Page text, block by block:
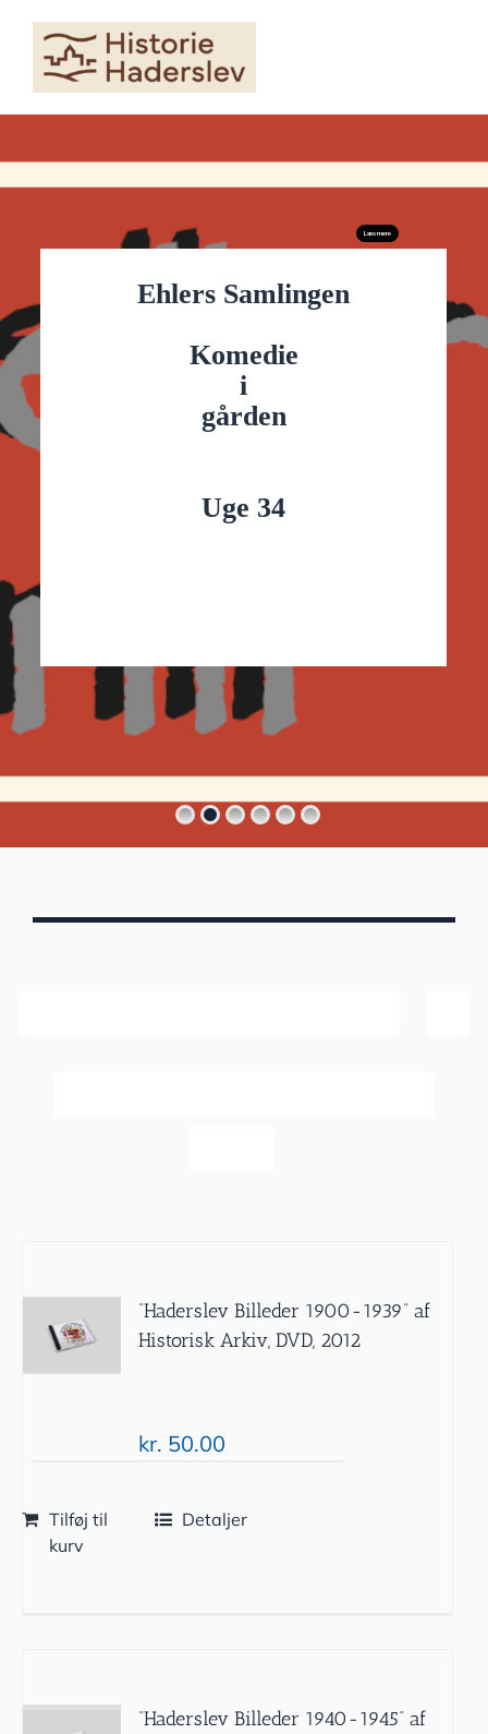
content
Ehlers Samlingen
Komedie
i
gården
Uge 34
Læs mere
”Haderslev Billeder 1900-1939” af
Historisk Arkiv, DVD, 2012
kr. 50.00
Tilføj til
kurv
Detaljer
”Haderslev Billeder 1940-1945” af